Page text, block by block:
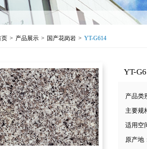
页 > 产品展示 > 国产花岗岩 > YT-G614
YT-
产品类
主要规
适用空
原产地